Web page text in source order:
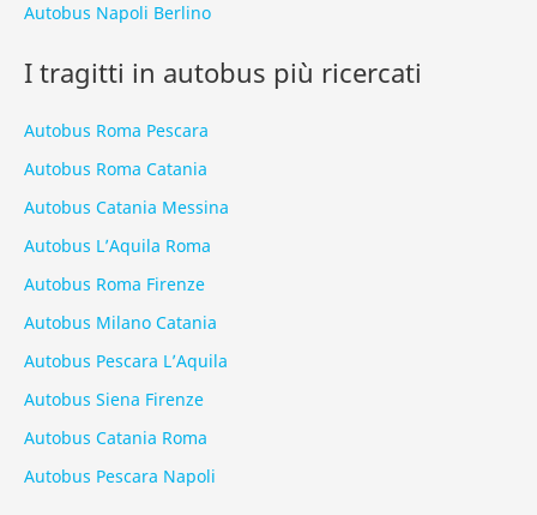
Autobus Napoli Berlino
I tragitti in autobus più ricercati
Autobus Roma Pescara
Autobus Roma Catania
Autobus Catania Messina
Autobus L’Aquila Roma
Autobus Roma Firenze
Autobus Milano Catania
Autobus Pescara L’Aquila
Autobus Siena Firenze
Autobus Catania Roma
Autobus Pescara Napoli